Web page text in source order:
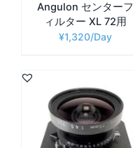
Angulon センターフ
ィルター XL 72用
¥1,320